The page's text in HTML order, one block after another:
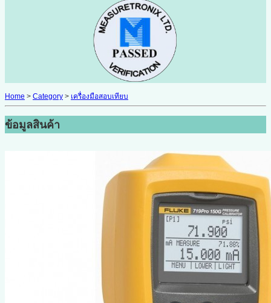
Home > Category > เครื่องมือสอบเทียบ
ข้อมูลสินค้า